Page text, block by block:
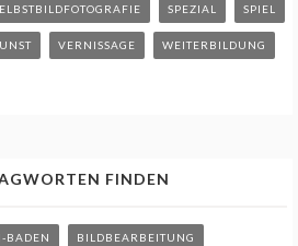
SPEZIAL SPIEL
VERNISSAGE WEITERBILDUNG
FINDEN
BADEN BILDBEARBEITUNG